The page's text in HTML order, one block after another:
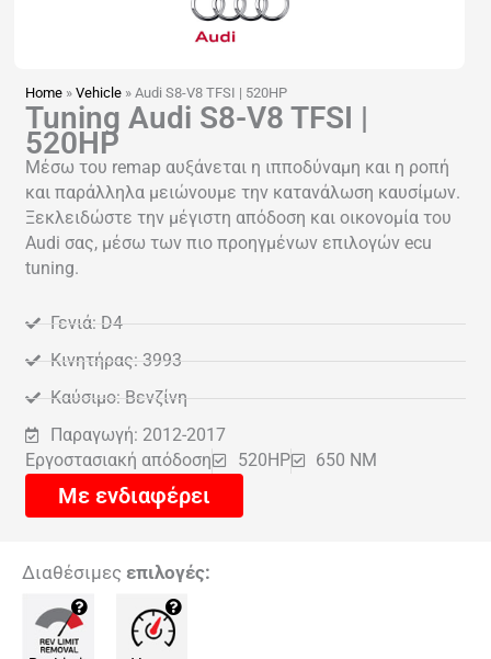
Home »Vehicle »Audi S8-V8 TFSI | 520HP
Tuning Audi S8-V8 TFSI |
520HP
Μέσω του remap αυξάνεται η ιπποδύναμη και η ροπή
και παράλληλα μειώνουμε την κατανάλωση καυσίμων.
Ξεκλειδώστε την μέγιστη απόδοση και οικονομία του
Audi σας, μέσω των πιο προηγμένων επιλογών ecu
tuning.
Γενιά: D4
Κινητήρας: 3993
Καύσιμο: Βενζίνη
Παραγωγή: 2012-2017
Εργοστασιακή απόδοση
520HP 650 NM
Με ενδιαφέρει
Διαθέσιμες επιλογές: